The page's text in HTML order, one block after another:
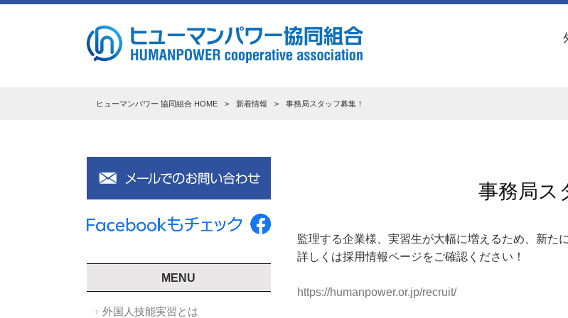
ヒューマンパワー 協同組合 HOME > 新着情報 > 事務局スタッフ募集！
事務局ス
監理する企業様、実習生が大幅に増えるため、新た
詳しくは採用情報ページをご確認ください！
https://humanpower.or.jp/recruit/
MENU
外国人技能実習とは